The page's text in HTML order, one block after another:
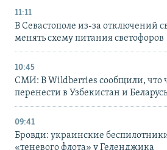
11:11
В Севастополе из-за отключений
менять схему питания светофоров
10:45
СМИ: В Wildberries сообщили, что
перенести в Узбекистан и Беларусь
09:41
Бровди: украинские
«теневого флота» у Геленджика